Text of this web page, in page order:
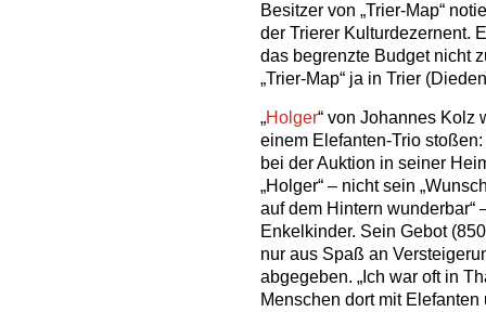
Besitzer von „Trier-Map“
der Trierer Kulturdezernent.
das begrenzte Budget nicht
„Trier-Map“ ja in Trier
„Holger“ von Johannes Kolz
einem Elefanten-Trio
bei der Auktion in seiner
„Holger“ – nicht sein
auf dem Hintern wunderbar“
Enkelkinder. Sein Gebot
nur aus Spaß an
abgegeben. „Ich war oft in
Menschen dort mit